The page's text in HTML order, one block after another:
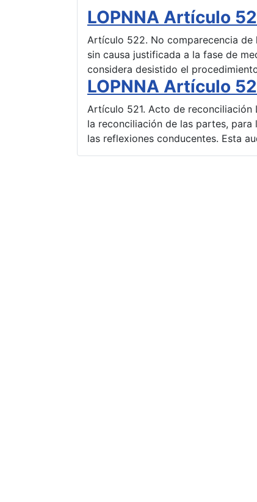
LOPNNA Artículo
Artículo 522. No comparecencia
sin causa justificada a la fase de
considera desistido el
LOPNNA Artículo
Artículo 521. Acto de
la reconciliación de las partes,
las reflexiones conducentes. Esta